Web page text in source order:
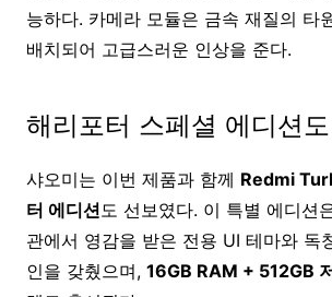
능하다. 카메라 모듈은 금속 재질의 타
배치되어 고급스러운 인상을 준다.
해리포터 스페셜 에디션도
샤오미는 이번 제품과 함께 Redmi
터 에디션도 선보였다. 이 특별 에디션
관에서 영감을 받은 전용 UI 테마와 독
인을 갖췄으며, 16GB RAM + 512GB